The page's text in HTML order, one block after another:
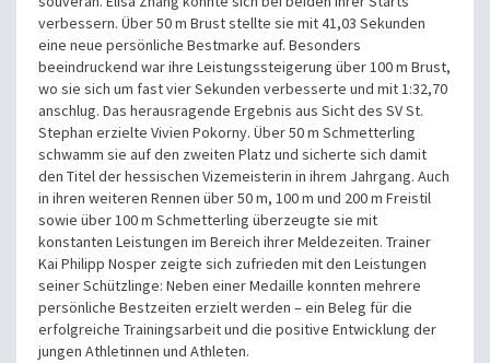
verbessern. Über 50 m Brust stellte sie mit 41,03 Sekunden
eine neue persönliche Bestmarke auf. Besonders
beeindruckend war ihre Leistungssteigerung über 100 m Brust,
wo sie sich um fast vier Sekunden verbesserte und mit 1:32,70
anschlug. Das herausragende Ergebnis aus Sicht des SV St.
Stephan erzielte Vivien Pokorny. Über 50 m Schmetterling
schwamm sie auf den zweiten Platz und sicherte sich damit
den Titel der hessischen Vizemeisterin in ihrem Jahrgang. Auch
in ihren weiteren Rennen über 50 m, 100 m und 200 m Freistil
sowie über 100 m Schmetterling überzeugte sie mit
konstanten Leistungen im Bereich ihrer Meldezeiten. Trainer
Kai Philipp Nosper zeigte sich zufrieden mit den Leistungen
seiner Schützlinge: Neben einer Medaille konnten mehrere
persönliche Bestzeiten erzielt werden – ein Beleg für die
erfolgreiche Trainingsarbeit und die positive Entwicklung der
jungen Athletinnen und Athleten.